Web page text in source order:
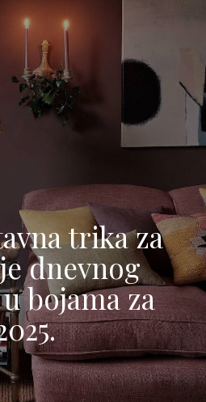
trika za
dnevnog
bojama za